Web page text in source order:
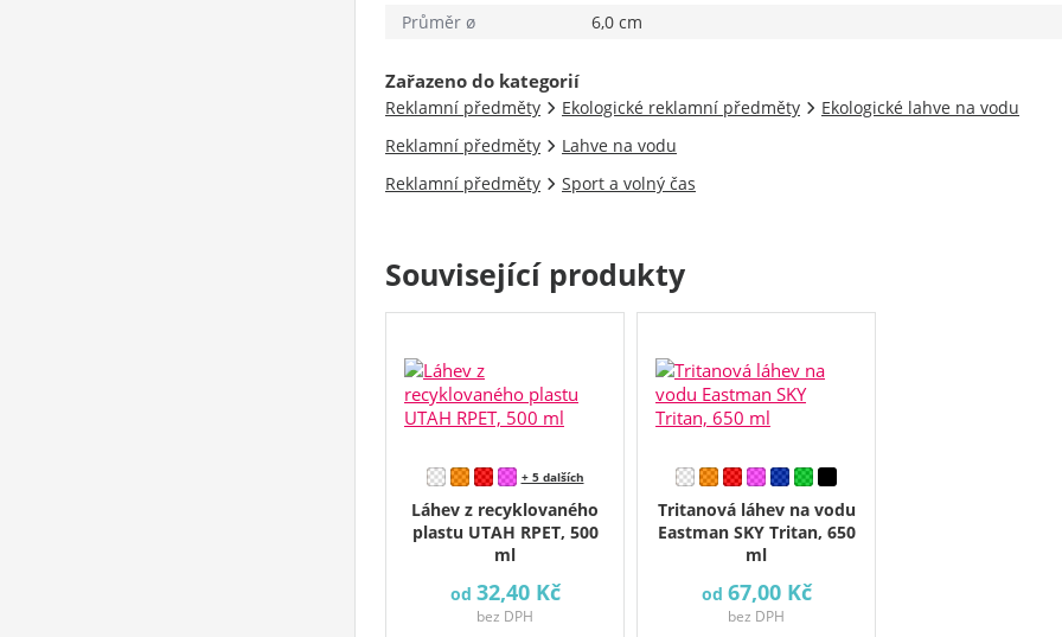
Průměr ø
6,0 cm
Zařazeno do kategorií
Reklamní předměty Ekologické reklamní předměty
Ekologické lahve na vodu
Reklamní předměty
Lahve na vodu
Reklamní předměty
Sport a volný čas
Související produkty
Láhev z recyklovaného
plastu UTAH RPET, 500
ml
+ 5 dalších
od 32,40 Kč
bez DPH
Tritanová láhev na vodu
Eastman SKY Tritan, 650
ml
od 67,00 Kč
bez DPH